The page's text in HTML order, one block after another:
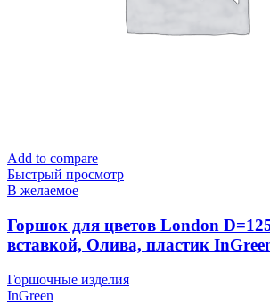
Add to compare
Быстрый просмотр
В желаемое
Горшок для цветов London
вставкой, Олива, пластик
Горшочные изделия
InGreen